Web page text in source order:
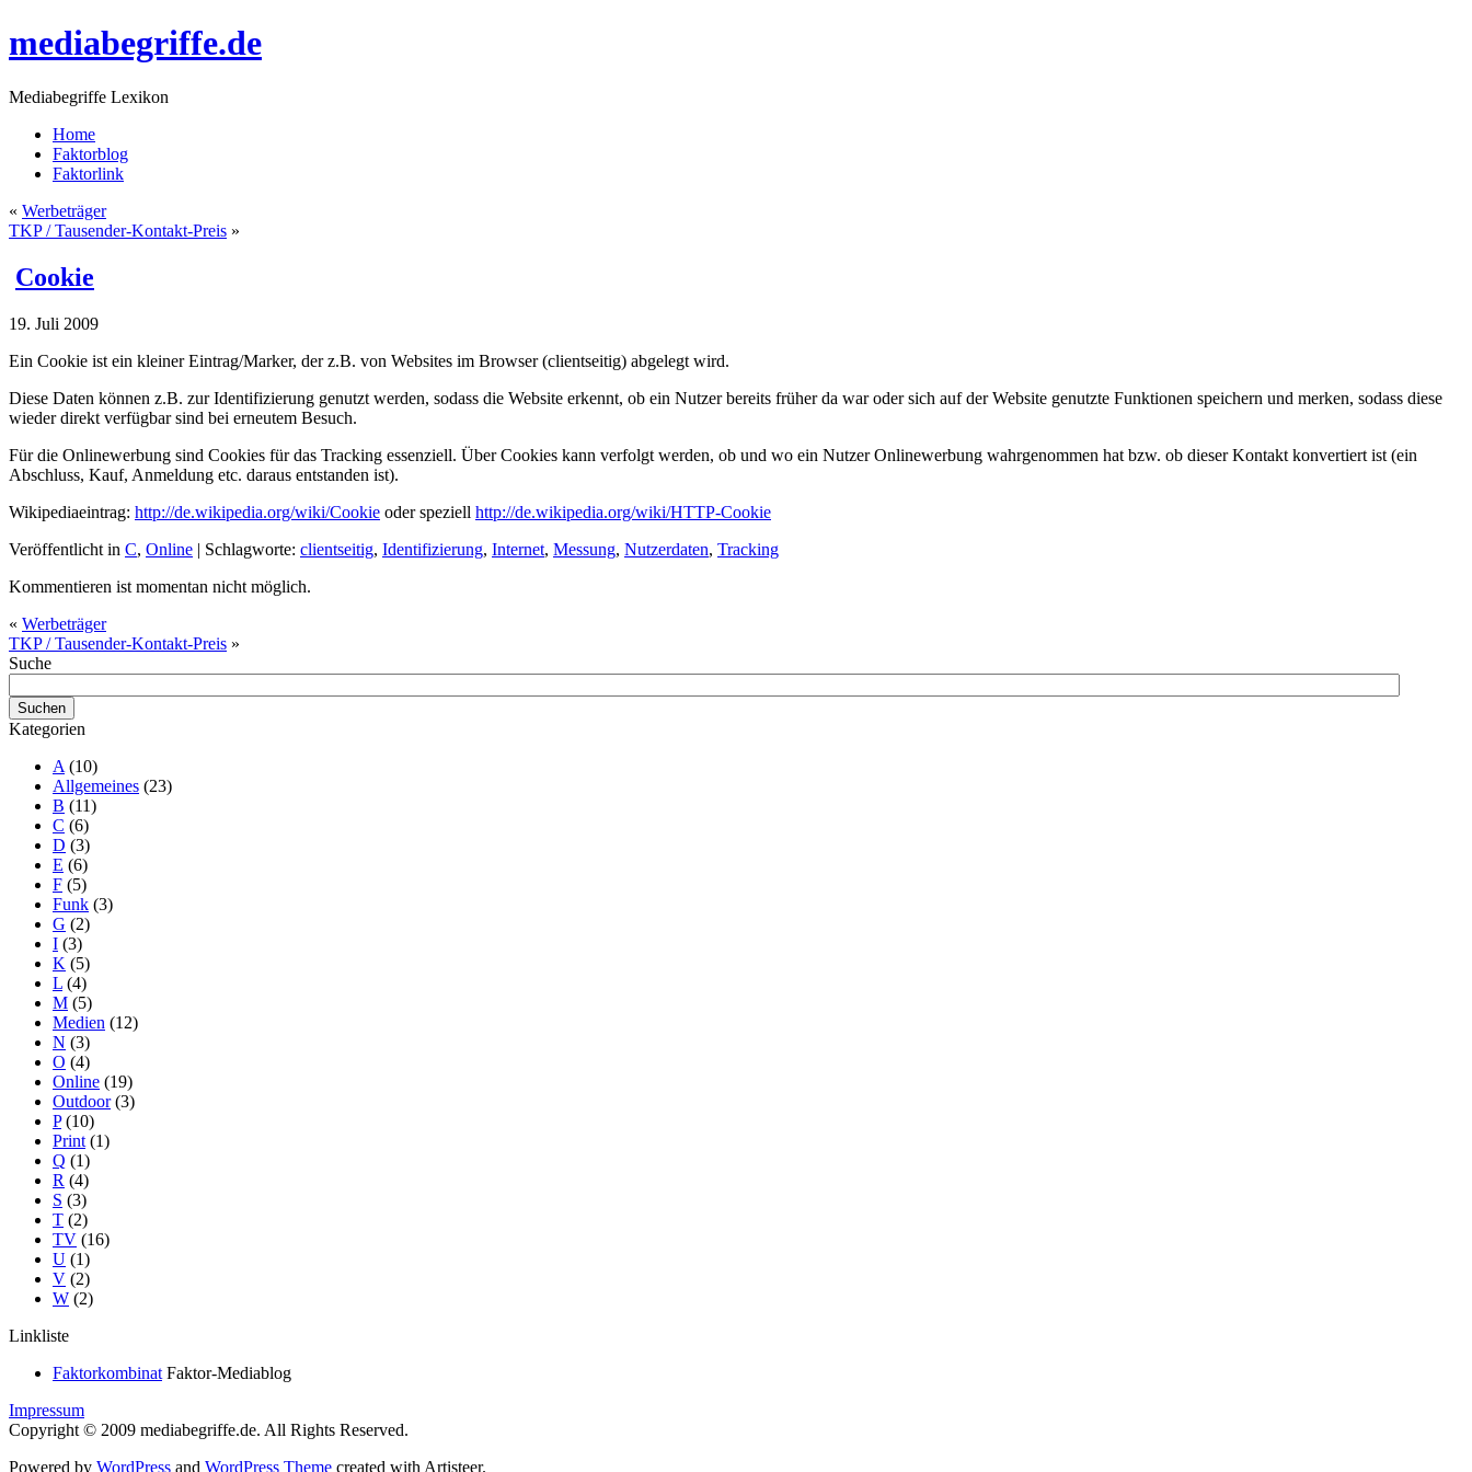
mediabegriffe.de
Mediabegriffe Lexikon
Home
Faktorblog
Faktorlink
« Werbeträger
TKP / Tausender-Kontakt-Preis »
Cookie
19. Juli 2009
Ein Cookie ist ein kleiner Eintrag/Marker, der z.B. von Websites im Browser (clientseitig) abgelegt wird.
Diese Daten können z.B. zur Identifizierung genutzt werden, sodass die Website erkennt, ob ein Nutzer bereits früher da war oder sich auf der Website genutzte Funktionen speichern und merken, sodass diese
wieder direkt verfügbar sind bei erneutem Besuch.
Für die Onlinewerbung sind Cookies für das Tracking essenziell. Über Cookies kann verfolgt werden, ob und wo ein Nutzer Onlinewerbung wahrgenommen hat bzw. ob dieser Kontakt konvertiert ist (ein
Abschluss, Kauf, Anmeldung etc. daraus entstanden ist).
Wikipediaeintrag: http://de.wikipedia.org/wiki/Cookie oder speziell http://de.wikipedia.org/wiki/HTTP-Cookie
Veröffentlicht in C, Online | Schlagworte: clientseitig, Identifizierung, Internet, Messung, Nutzerdaten, Tracking
Kommentieren ist momentan nicht möglich.
« Werbeträger
TKP / Tausender-Kontakt-Preis »
Suche
Kategorien
A (10)
Allgemeines (23)
B (11)
C (6)
D (3)
E (6)
F (5)
Funk (3)
G (2)
I (3)
K (5)
L (4)
M (5)
Medien (12)
N (3)
O (4)
Online (19)
Outdoor(3)
P(10)
Print (1)
Q (1)
R (4)
S (3)
T (2)
TV (16)
U (1)
V (2)
W (2)
Linkliste
Faktorkombinat Faktor-Mediablog
Impressum
Copyright © 2009 mediabegriffe.de. All Rights Reserved.
Powered by WordPress and WordPress Theme created with Artisteer.